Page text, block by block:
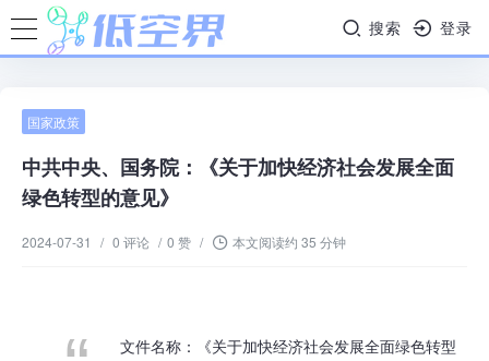
搜索 登录
国家政策
中共中央、国务院：《关于加快经济社会发展全面
绿色转型的意见》
2024-07-31 / 0 评论 / 0 赞 / 本文阅读约 35 分钟
文件名称：《关于加快经济社会发展全面绿色转型